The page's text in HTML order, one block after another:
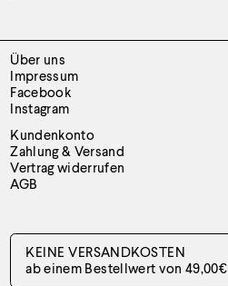
Über uns
Impressum
Facebook
Instagram
Kundenkonto
Zahlung & Versand
Vertrag widerrufen
AGB
KEINE VERSANDKOSTEN
ab einem Bestellwert von 49,00€